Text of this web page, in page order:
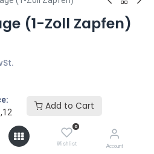
Add to Cart
0
Wishlist Account
(1-Zoll Zapfen)